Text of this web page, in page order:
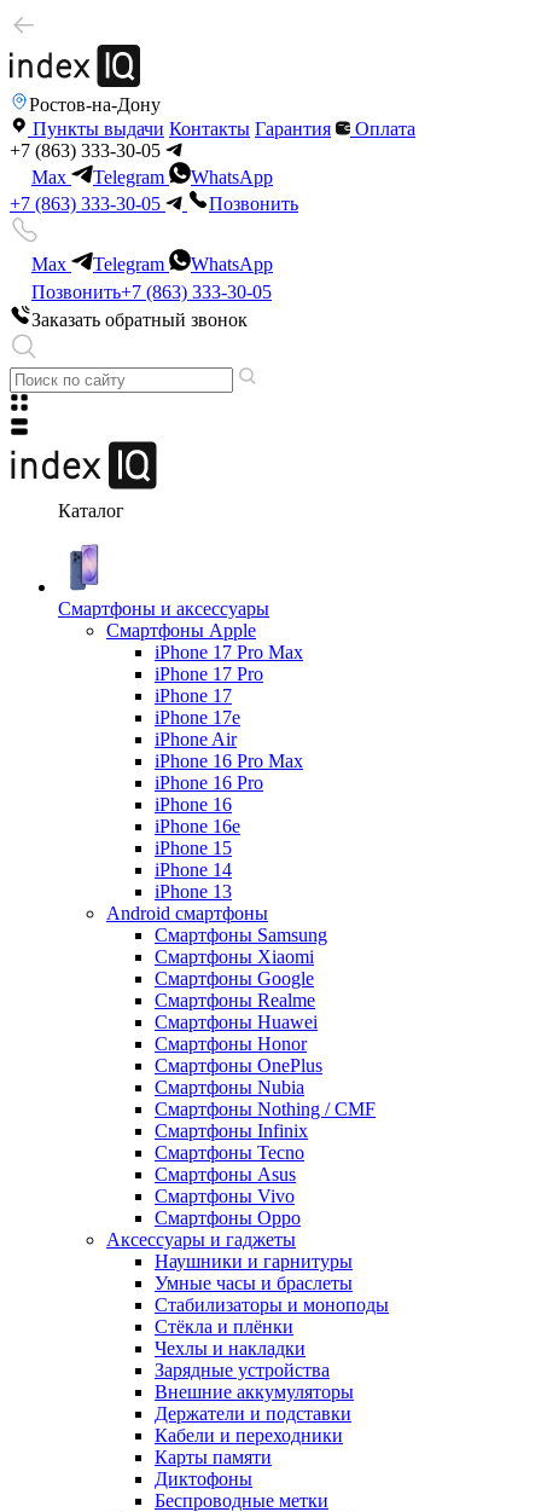
Ростов-на-Дону
Пункты выдачи Контакты Гарантия
Оплата
+7 (863) 333-30-05
Max
Telegram
WhatsApp
+7 (863) 333-30-05
Позвонить
Max Telegram
WhatsApp
Позвонить+7 (863) 333-30-05
Заказать обратный звонок
Каталог
Смартфоны и аксессуары
Смартфоны Apple
iPhone 17 Pro Max
iPhone 17 Pro
iPhone 17
iPhone 17e
iPhone Air
iPhone 16 Pro Max
iPhone 16 Pro
iPhone 16
iPhone 16e
iPhone 15
iPhone 14
iPhone 13
Android cмартфоны
Смартфоны Samsung
Смартфоны Xiaomi
Смартфоны Google
Смартфоны Realme
Смартфоны Huawei
Смартфоны Honor
Смартфоны OnePlus
Смартфоны Nubia
Смартфоны Nothing / CMF
Смартфоны Infinix
Смартфоны Tecno
Смартфоны Asus
Смартфоны Vivo
Смартфоны Oppo
Аксессуары и гаджеты
Наушники и гарнитуры
Умные часы и браслеты
Стабилизаторы и моноподы
Стёкла и плёнки
Чехлы и накладки
Зарядные устройства
Внешние аккумуляторы
Держатели и подставки
Кабели и переходники
Карты памяти
Диктофоны
Беспроводные метки